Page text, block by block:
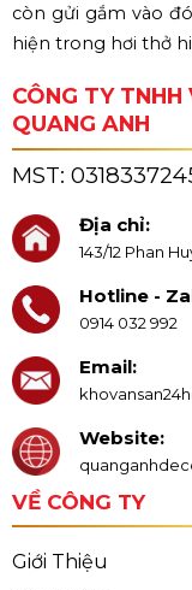
còn gửi gắm vào
hiện trong hơi thở
CÔNG TY
QUANG ANH
MST:
Địa chỉ:
143/12 Phan
Hotline -
0914 032 992
Email:
Website:
VỀ CÔNG TY
Giới Thiệu